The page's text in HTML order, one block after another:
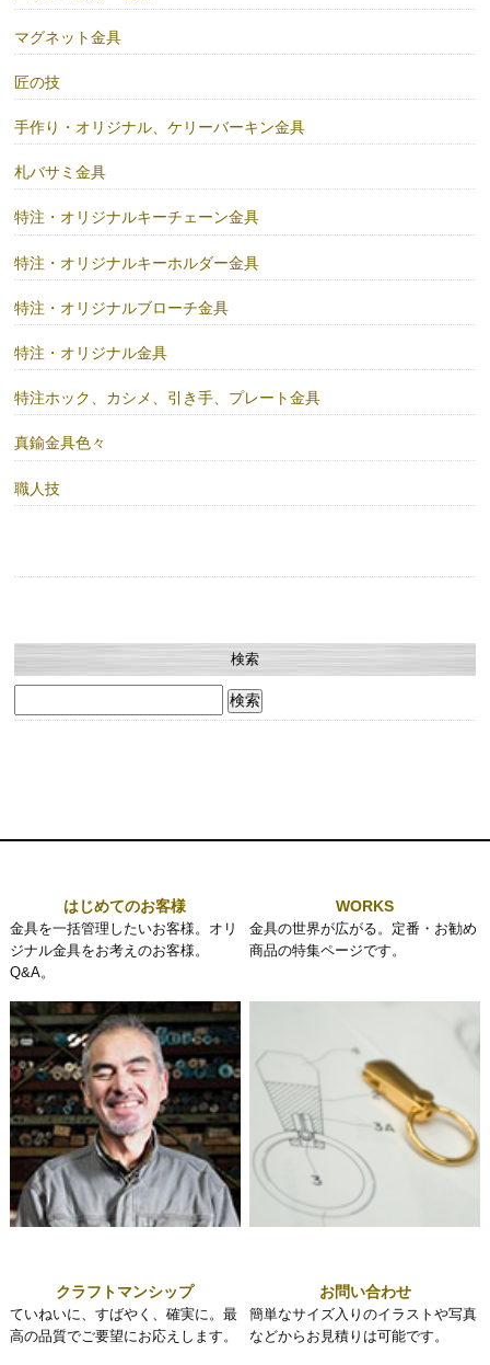
マグネット金具
匠の技
手作り・オリジナル、ケリーバーキン金具
札バサミ金具
特注・オリジナルキーチェーン金具
特注・オリジナルキーホルダー金具
特注・オリジナルブローチ金具
特注・オリジナル金具
特注ホック、カシメ、引き手、プレート金具
真鍮金具色々
職人技
検索
索:
はじめてのお客様
金具を一括管理したいお客様。オリ
ジナル金具をお考えのお客様。
Q&A。
WORKS
金具の世界が広がる。定番・お勧め
商品の特集ページです。
クラフトマンシップ
ていねいに、すばやく、確実に。最
高の品質でご要望にお応えします。
お問い合わせ
簡単なサイズ入りのイラストや写真
などからお見積りは可能です。